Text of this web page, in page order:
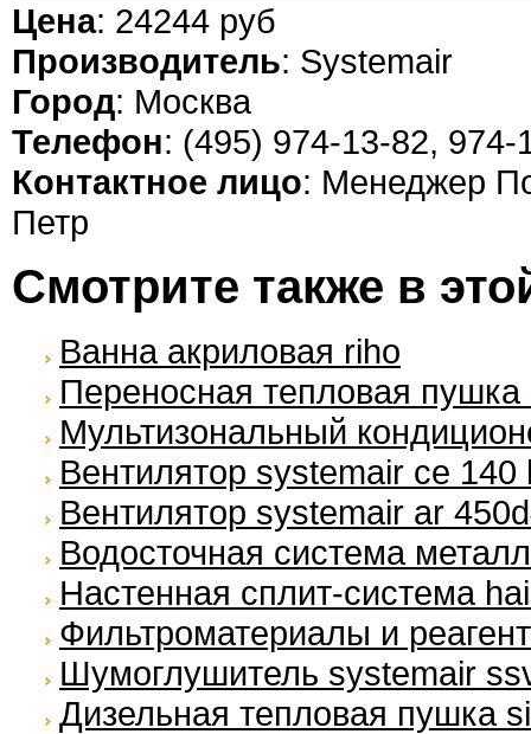
Цена: 24244 руб
Производитель: Systemair
Город: Москва
Телефон: (495) 974-13-82, 974-
Контактное лицо: Менеджер
Петр
Смотрите также в
Ванна акриловая riho
Переносная тепловая пушка
Мультизональный
Вентилятор systemair ce 140
Вентилятор systemair ar
Водосточная система
Настенная сплит-система
Фильтроматериалы и
Шумоглушитель systemair
Дизельная тепловая пушка